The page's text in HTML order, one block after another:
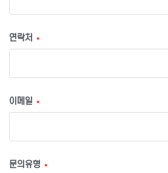
연락처 *
이메일 *
문의유형 *